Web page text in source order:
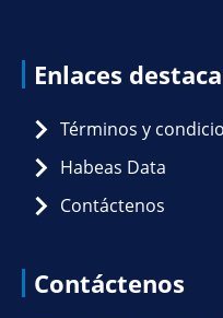
Enlaces
Términos y
Habeas Data
Contáctenos
Contáctenos